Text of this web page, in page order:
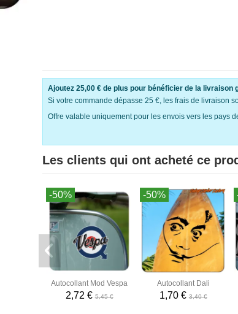
Ajoutez 25,00 € de plus pour bénéficier de la livraison
Si votre commande dépasse 25 €, les frais de livraison
Offre valable uniquement pour les envois vers les pays
Les clients qui ont acheté ce
-50%
Autocollant Mod Vespa
2,72 €5,45 €
-50%
Autocollant Dali
1,70 €3,40 €